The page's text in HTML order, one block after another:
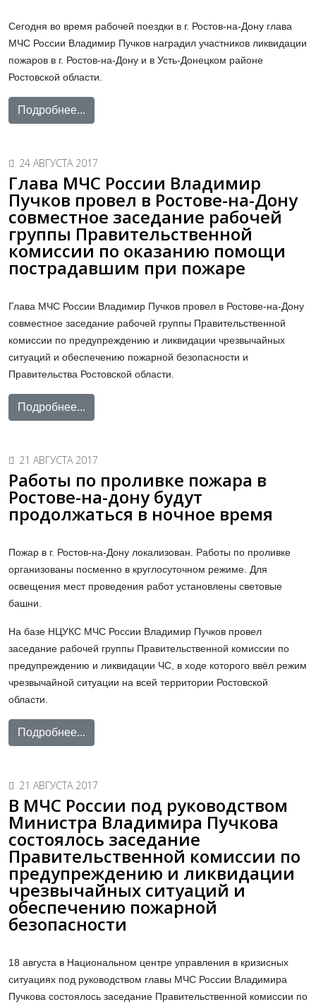
Сегодня во время рабочей поездки в г. Ростов-на-Дону глава
МЧС России Владимир Пучков наградил участников ликвидации
пожаров в г. Ростов-на-Дону и в Усть-Донецком районе
Ростовской области.
Подробнее...
24 АВГУСТА 2017
Глава МЧС России Владимир
Пучков провел в Ростове-на-Дону
совместное заседание рабочей
группы Правительственной
комиссии по оказанию помощи
пострадавшим при пожаре
Глава МЧС России Владимир Пучков провел в Ростове-на-Дону
совместное заседание рабочей группы Правительственной
комиссии по предупреждению и ликвидации чрезвычайных
ситуаций и обеспечению пожарной безопасности и
Правительства Ростовской области.
Подробнее...
21 АВГУСТА 2017
Работы по проливке пожара в
Ростове-на-дону будут
продолжаться в ночное время
Пожар в г. Ростов-на-Дону локализован. Работы по проливке
организованы посменно в круглосуточном режиме. Для
освещения мест проведения работ установлены световые
башни.
На базе НЦУКС МЧС России Владимир Пучков провел
заседание рабочей группы Правительственной комиссии по
предупреждению и ликвидации ЧС, в ходе которого ввёл режим
чрезвычайной ситуации на всей территории Ростовской
области.
Подробнее...
21 АВГУСТА 2017
В МЧС России под руководством
Министра Владимира Пучкова
состоялось заседание
Правительственной комиссии по
предупреждению и ликвидации
чрезвычайных ситуаций и
обеспечению пожарной
безопасности
18 августа в Национальном центре управления в кризисных
ситуациях под руководством главы МЧС России Владимира
Пучкова состоялось заседание Правительственной комиссии по